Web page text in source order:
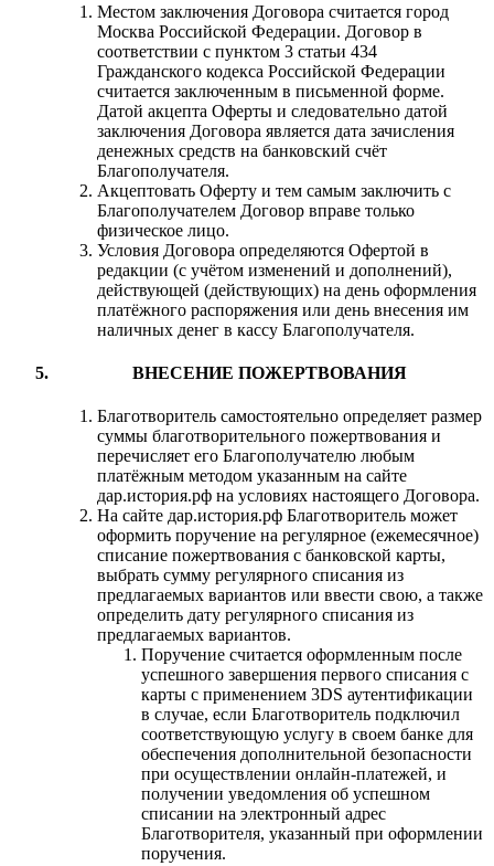
Местом заключения Договора считается город
Москва Российской Федерации. Договор в
соответствии с пунктом 3 статьи 434
Гражданского кодекса Российской Федерации
считается заключенным в письменной форме.
Датой акцепта Оферты и следовательно датой
заключения Договора является дата зачисления
денежных средств на банковский счёт
Благополучателя.
Акцептовать Оферту и тем самым заключить с
Благополучателем Договор вправе только
физическое лицо.
Условия Договора определяются Офертой в
редакции (с учётом изменений и дополнений),
действующей (действующих) на день оформления
платёжного распоряжения или день внесения им
наличных денег в кассу Благополучателя.
ВНЕСЕНИЕ ПОЖЕРТВОВАНИЯ
Благотворитель самостоятельно определяет размер
суммы благотворительного пожертвования и
перечисляет его Благополучателю любым
платёжным методом указанным на сайте
дар.история.рф на условиях настоящего Договора.
На сайте дар.история.рф Благотворитель может
оформить поручение на регулярное (ежемесячное)
списание пожертвования с банковской карты,
выбрать сумму регулярного списания из
предлагаемых вариантов или ввести свою, а также
определить дату регулярного списания из
предлагаемых вариантов.
Поручение считается оформленным после
успешного завершения первого списания с
карты с применением 3DS аутентификации
в случае, если Благотворитель подключил
соответствующую услугу в своем банке для
обеспечения дополнительной безопасности
при осуществлении онлайн-платежей, и
получении уведомления об успешном
списании на электронный адрес
Благотворителя, указанный при оформлении
поручения.